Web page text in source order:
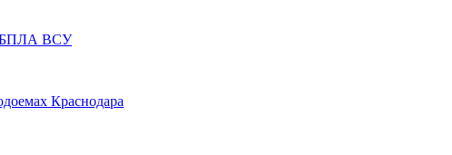
БПЛА ВСУ
Краснодара